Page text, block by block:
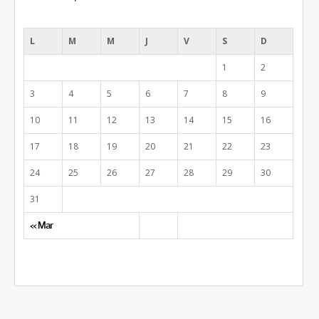
L M M J V S D
« Mar
1 2
3 4 5 6 7 8 9
10 11 12 13 14 15 16
17 18 19 20 21 22 23
24 25 26 27 28 29 30
31